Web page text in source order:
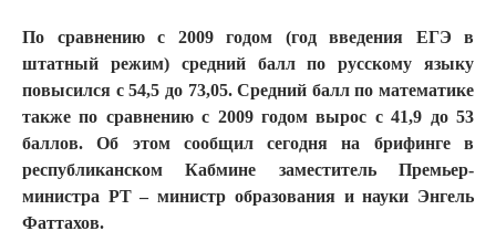
По сравнению с 2009 годом (год введения ЕГЭ в
штатный режим) средний балл по русскому языку
повысился с 54,5 до 73,05. Средний балл по математике
также по сравнению с 2009 годом вырос с 41,9 до 53
баллов. Об этом сообщил сегодня на брифинге в
республиканском Кабмине заместитель Премьер-
министра РТ – министр образования и науки Энгель
Фаттахов.